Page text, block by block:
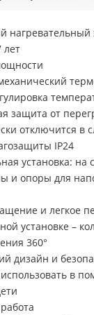
нагревательный
лет
защита от
отключится в
IP24
установка: на
и опоры для
и легкое
установке –
360°
дизайн и
в